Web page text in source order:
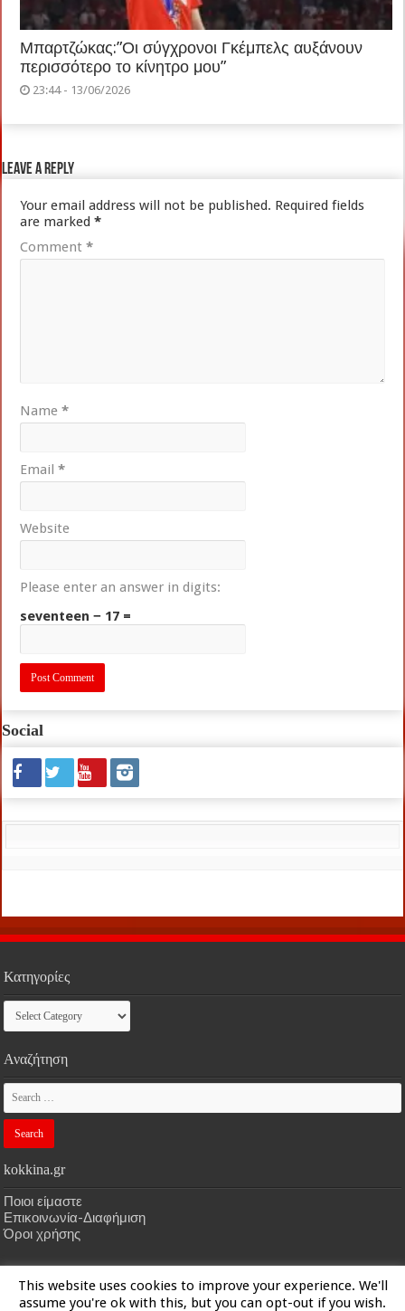
Μπαρτζώκας:”Οι σύγχρονοι Γκέμπελς αυξάνουν
περισσότερο το κίνητρο μου”
23:44 - 13/06/2026
Leave a Reply
Your email address will not be published. Required fields
are marked*
Comment*
Name*
Email*
Website
Please enter an answer in digits:
seventeen − 17 =
Social
Κατηγορίες
Κατηγορίες
Αναζήτηση
kokkina.gr
Ποιοι είμαστε
Επικοινωνία-Διαφήμιση
Όροι χρήσης
HOMEkokkina.gr | Designed bykokkina.gr
This website uses cookies to improve your experience. We'll
assume you're ok with this, but you can opt-out if you wish.